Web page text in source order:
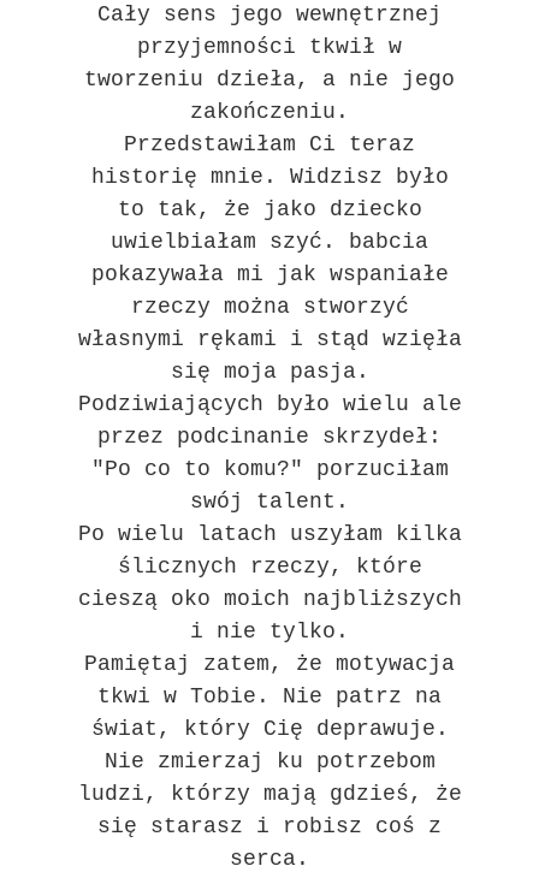
Cały sens jego wewnętrznej
przyjemności tkwił w
tworzeniu dzieła, a nie jego
zakończeniu.
Przedstawiłam Ci teraz
historię mnie. Widzisz było
to tak, że jako dziecko
uwielbiałam szyć. babcia
pokazywała mi jak wspaniałe
rzeczy można stworzyć
własnymi rękami i stąd wzięła
się moja pasja.
Podziwiających było wielu ale
przez podcinanie skrzydeł:
"Po co to komu?" porzuciłam
swój talent.
Po wielu latach uszyłam kilka
ślicznych rzeczy, które
cieszą oko moich najbliższych
i nie tylko.
Pamiętaj zatem, że motywacja
tkwi w Tobie. Nie patrz na
świat, który Cię deprawuje.
Nie zmierzaj ku potrzebom
ludzi, którzy mają gdzieś, że
się starasz i robisz coś z
serca.